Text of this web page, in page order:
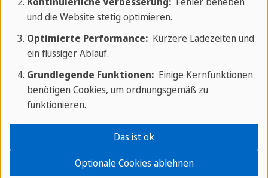
Mögliche Kursarten für Frankfurt
Standardkurs
und einer Gruppengröße von
Mindestdauerdes Standardkurses beträgt
und die Website stetig optimieren.
Optimierte Performance:Kürzere Ladezeiten und
ein flüssiger Ablauf.
Grundlegende Funktionen:Einige Kernfunktionen
benötigen Cookies, um ordnungsgemäß zu
funktionieren.
Optionale Cookies ablehnen
Das ist ok